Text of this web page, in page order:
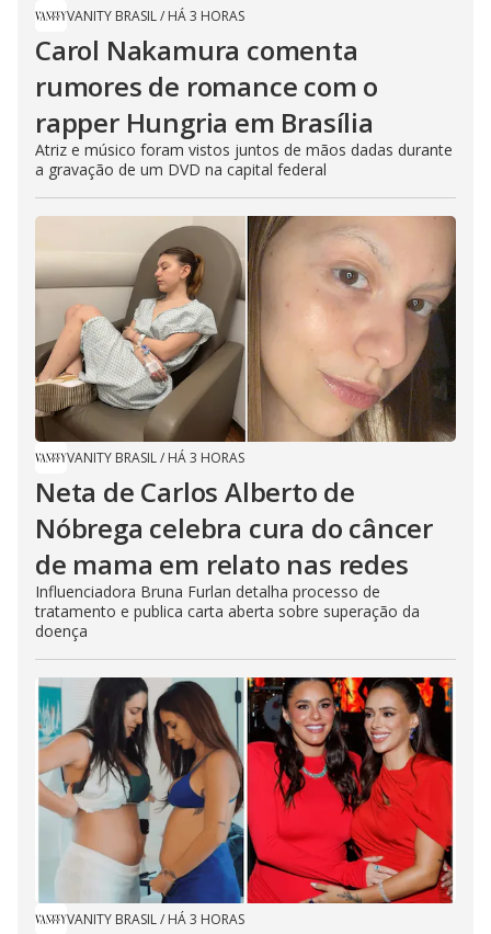
VANITY BRASIL/ HÁ 3 HORAS
Carol Nakamura comenta
rumores de romance com o
rapper Hungria em Brasília
Atriz e músico foram vistos juntos de mãos dadas durante
a gravação de um DVD na capital federal
VANITY BRASIL/ HÁ 3 HORAS
Neta de Carlos Alberto de
Nóbrega celebra cura do câncer
de mama em relato nas redes
Influenciadora Bruna Furlan detalha processo de
tratamento e publica carta aberta sobre superação da
doença
VANITY BRASIL/ HÁ 3 HORAS